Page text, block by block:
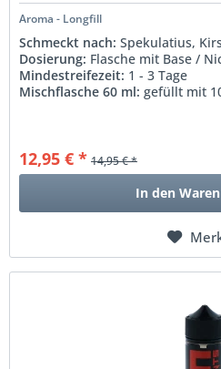
Aroma - Longfill
Schmeckt nach: Spekulatius,
Dosierung: Flasche mit Base /
Mindestreifezeit: 1 - 3 Tage
Mischflasche 60 ml: gefüllt mit
12,95 € * 14,95 € *
In den